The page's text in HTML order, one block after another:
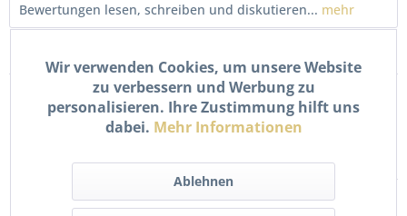
Bewertungen lesen, schreiben und diskutieren... mehr
Wir verwenden Cookies, um unsere Website
zu verbessern und Werbung zu
personalisieren. Ihre Zustimmung hilft uns
dabei. Mehr Informationen
Ablehnen